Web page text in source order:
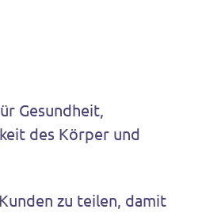
Gesundheit,
des Körper und
zu teilen, damit